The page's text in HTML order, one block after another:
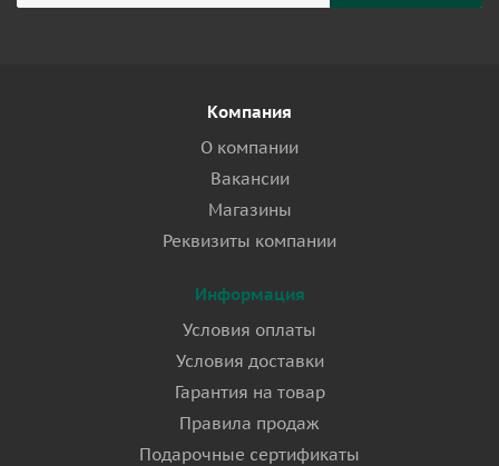
Компания
О компании
Вакансии
Магазины
Реквизиты компании
Информация
Условия оплаты
Условия доставки
Гарантия на товар
Правила продаж
Подарочные сертификаты